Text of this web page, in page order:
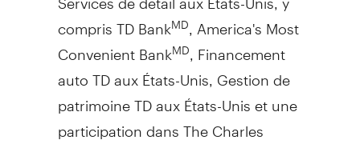
compris TD BankMD , America's Most
Convenient BankMD , Financement
auto TD aux États-Unis, Gestion de
patrimoine TD aux États-Unis et une
participation dans The Charles